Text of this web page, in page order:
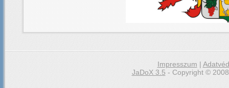
Impresszum |
JaDoX 3.5 - Copyright ©